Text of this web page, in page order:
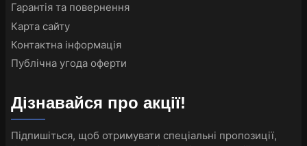
Гарантія та повернення
Карта сайту
Контактна інформація
Публічна угода оферти
Дізнавайся про акції!
Підпишіться, щоб отримувати спеціальні пропозиції,